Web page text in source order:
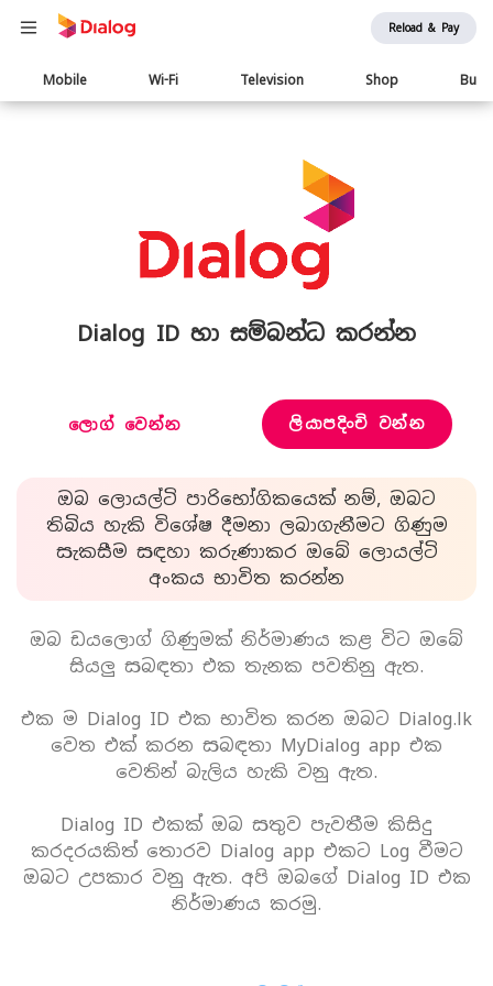
Reload & Pay
Main
navigation
Mobile Wi-Fi Television Shop
Dialog ID හා සම්බන්ධ කරන්න
ලොග් වෙන්න ලියාපදිංචි වන්න
ඔබ ලොයල්ටි පාරිභෝගිකයෙක් නම්, ඔබට
තිබිය හැකි විශේෂ දීමනා ලබාගැනීමට ගිණුම
සැකසීම සඳහා කරුණාකර ඔබේ ලොයල්ටි
අංකය භාවිත කරන්න
ඔබ ඩයලොග් ගිණුමක් නිර්මාණය කළ විට ඔබේ
සියලු සබඳතා එක තැනක පවතිනු ඇත.
එක ම Dialog ID එක භාවිත කරන ඔබට Dialog.lk
වෙත එක් කරන සබඳතා MyDialog app එක
වෙතින් බැලිය හැකි වනු ඇත.
Dialog ID එකක් ඔබ සතුව පැවතීම කිසිදු
කරදරයකිත් තොරව Dialog app එකට Log වීමට
ඔබට උපකාර වනු ඇත. අපි ඔබගේ Dialog ID එක
නිර්මාණය කරමු.